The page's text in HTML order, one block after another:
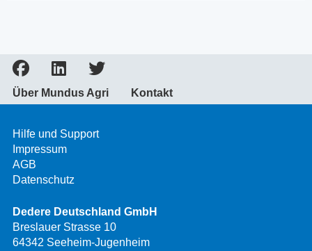
Über Mundus Agri Kontakt
Hilfe und Support
Impressum
AGB
Datenschutz
Dedere Deutschland GmbH
Breslauer Strasse 10
64342 Seeheim-Jugenheim